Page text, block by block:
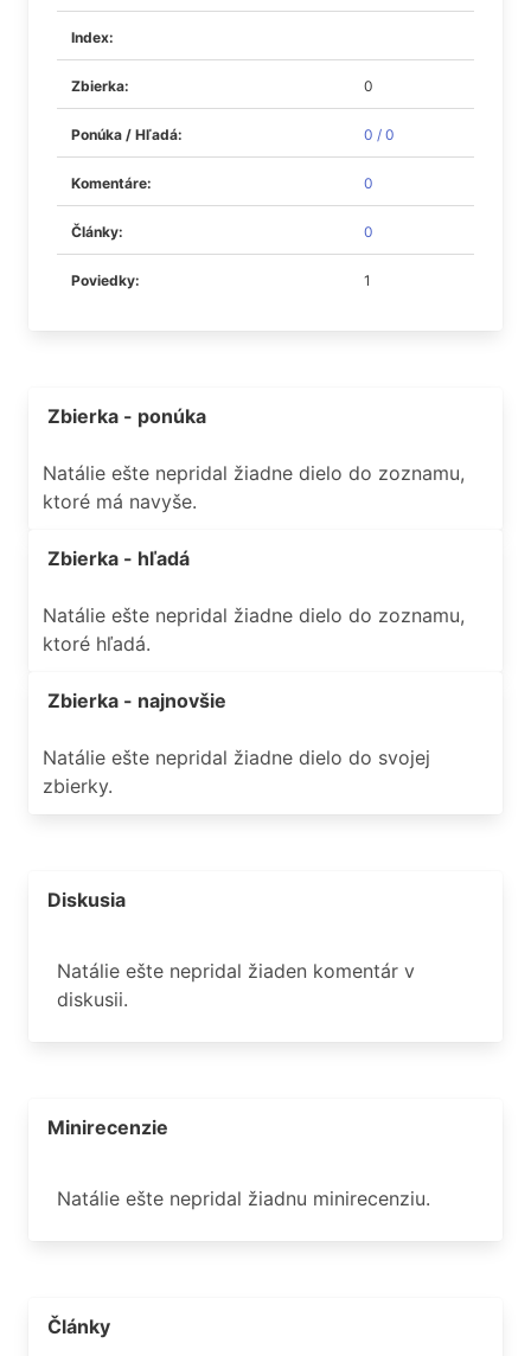
Index:
Zbierka: 0
Ponúka / Hľadá: 0 / 0
Komentáre: 0
Články: 0
Poviedky: 1
Zbierka - ponúka
Natálie ešte nepridal žiadne dielo do zoznamu,
ktoré má navyše.
Zbierka - hľadá
Natálie ešte nepridal žiadne dielo do zoznamu,
ktoré hľadá.
Zbierka - najnovšie
Natálie ešte nepridal žiadne dielo do svojej
zbierky.
Diskusia
Natálie ešte nepridal žiaden komentár v
diskusii.
Minirecenzie
Natálie ešte nepridal žiadnu minirecenziu.
Články